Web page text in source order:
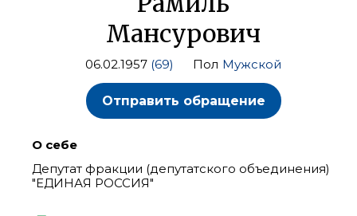
Мансурович
06.02.1957 (69) Пол Мужской
Отправить обращение
О себе
Депутат фракции (депутатского объединения)
"ЕДИНАЯ РОССИЯ"